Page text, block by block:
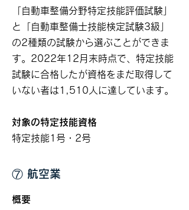
「自動車整備分野特定技能評価試験」
と「自動車整備士技能検定試験3級」
の2種類の試験から選ぶことができま
す。2022年12月末時点で、特定技能
試験に合格したが資格をまだ取得して
いない者は1,510人に達しています。
対象の特定技能資格
特定技能1号・2号
⑦ 航空業
概要